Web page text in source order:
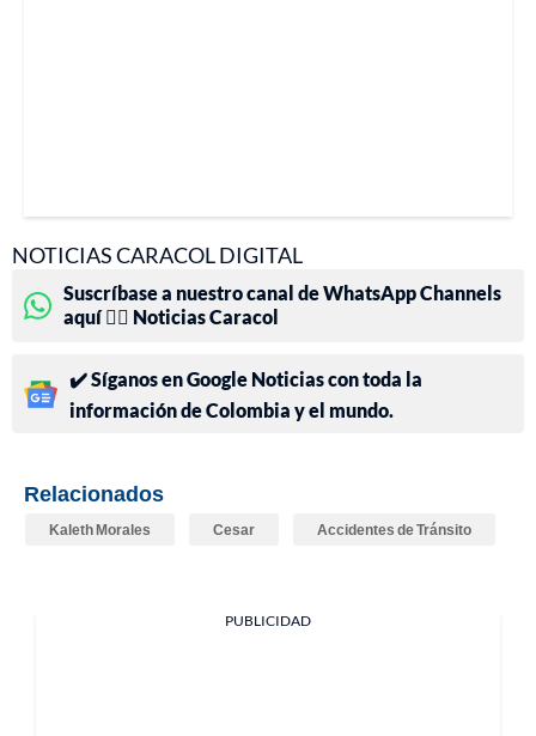
NOTICIAS CARACOL DIGITAL
Suscríbase a nuestro canal de WhatsApp Channels
aquí 👉🏻 Noticias Caracol
✔️ Síganos en Google Noticias con toda la
información de Colombia y el mundo.
Relacionados
Kaleth Morales Cesar Accidentes de Tránsito
PUBLICIDAD